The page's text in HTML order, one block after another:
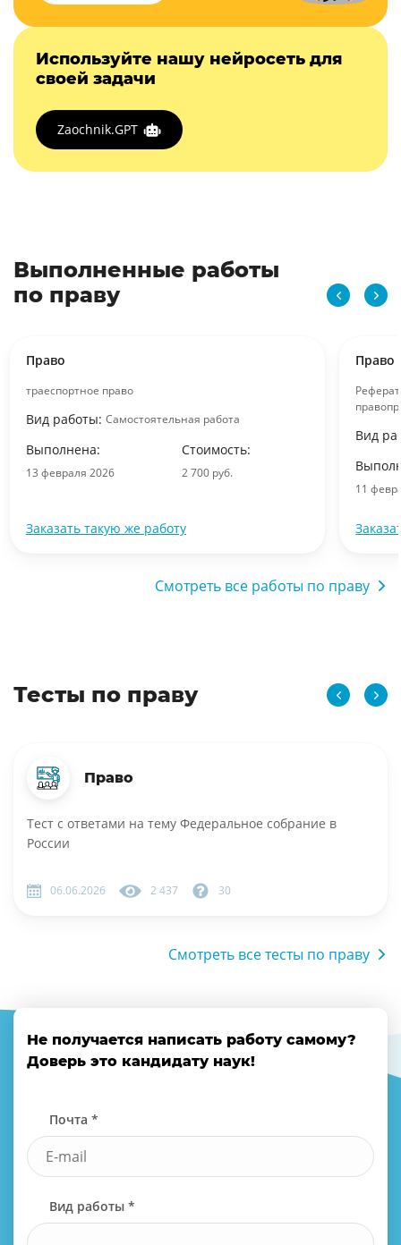
Используйте нашу нейросеть для
своей задачи
Zaochnik.GPT
Выполненные работы
по праву
Право
траеспортное право
Вид работы: Самостоятельная работа
Выполнена:
13 февраля 2026
Стоимость:
2 700 руб.
Заказать такую же работу
Право
Вид
11
Смотреть все работы по праву
Тесты по праву
Право
Тест с ответами на тему Федеральное собрание в
России
06.06.2026 2 437 30
Смотреть все тесты по праву
Не получается написать работу самому?
Доверь это кандидату наук!
Почта *
Вид работы *